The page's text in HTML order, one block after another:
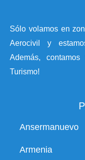
Sólo volamos en
Aerocivil y
Además,
Turismo!
Ansermanuevo
Armenia